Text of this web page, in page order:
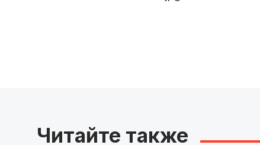
Читайте также